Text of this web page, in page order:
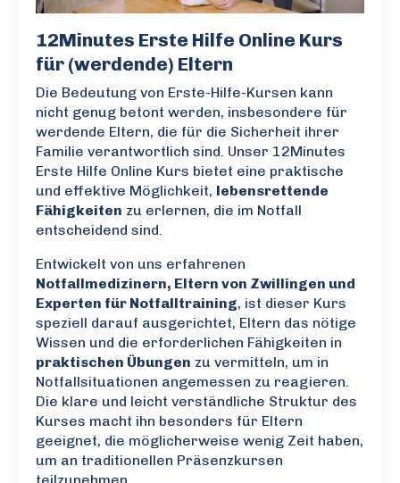
12Minutes Erste Hilfe Online Kurs
für (werdende) Eltern
Die Bedeutung von Erste-Hilfe-Kursen kann
nicht genug betont werden, insbesondere für
werdende Eltern, die für die Sicherheit ihrer
Familie verantwortlich sind. Unser 12Minutes
Erste Hilfe Online Kurs bietet eine praktische
und effektive Möglichkeit, lebensrettende
Fähigkeiten zu erlernen, die im Notfall
entscheidend sind.
Entwickelt von uns erfahrenen
Notfallmedizinern, Eltern von Zwillingen und
Experten für Notfalltraining, ist dieser Kurs
speziell darauf ausgerichtet, Eltern das nötige
Wissen und die erforderlichen Fähigkeiten in
praktischen Übungen zu vermitteln, um in
Notfallsituationen angemessen zu reagieren.
Die klare und leicht verständliche Struktur des
Kurses macht ihn besonders für Eltern
geeignet, die möglicherweise wenig Zeit haben,
um an traditionellen Präsenzkursen
teilzunehmen.